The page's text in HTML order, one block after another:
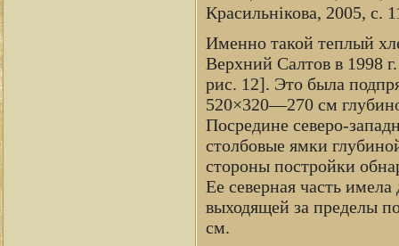
Красильнікова, 2005, с.
Именно такой теплый
Верхний Салтов в 1998
рис. 12]. Это была
520×320—270 см
Посредине северо-
столбовые ямки
стороны постройки
Ее северная часть
выходящей за пределы
см.